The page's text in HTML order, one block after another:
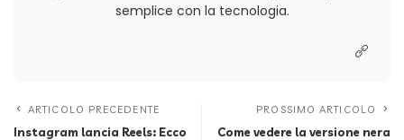
semplice con la tecnologia.
ARTICOLO PRECEDENTE
Instagram lancia Reels: Ecco
PROSSIMO ARTICOLO
Come vedere la versione nera